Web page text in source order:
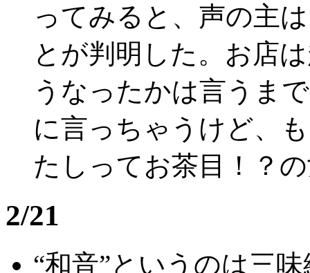
ってみると、声の主
とが判明した。お店
うなったかは言うま
に言っちゃうけど、
たしってお茶目！？
2/21
“和音”というのは三